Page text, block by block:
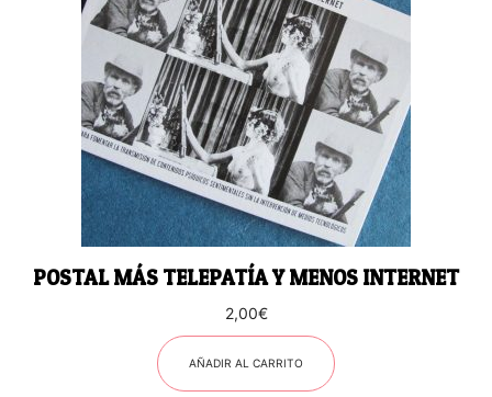
POSTAL MÁS TELEPATÍA Y MENOS INTERNET
2,00€
AÑADIR AL CARRITO